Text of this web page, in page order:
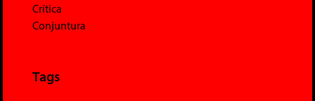
Crítica
Conjuntura
Tags